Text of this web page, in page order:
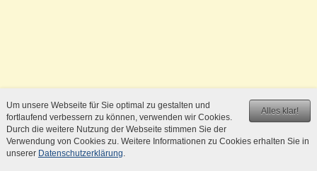
Alles klar!
Um unsere Webseite für Sie optimal zu gestalten und
fortlaufend verbessern zu können, verwenden wir Cookies.
Durch die weitere Nutzung der Webseite stimmen Sie der
Verwendung von Cookies zu. Weitere Informationen zu Cookies erhalten Sie in
unserer Datenschutzerklärung